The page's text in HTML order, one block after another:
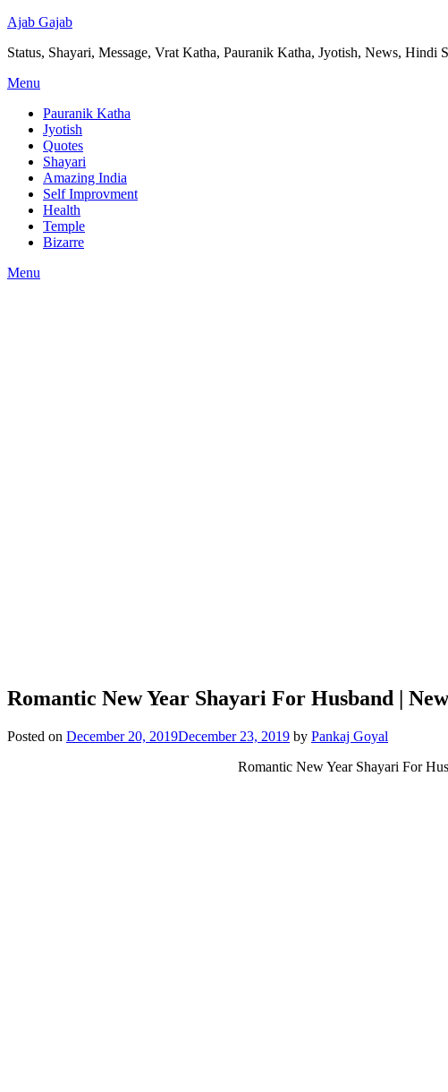
Ajab Gajab
Status, Shayari, Message, Vrat Katha, Pauranik Katha, Jyotish, News,
Menu
Pauranik Katha
Jyotish
Quotes
Shayari
Amazing India
Self Improvment
Health
Temple
Bizarre
Menu
Romantic New Year Shayari For Husband |
Posted on December 20, 2019December 23, 2019 by Pankaj Goyal
Romantic New Year Shayari For